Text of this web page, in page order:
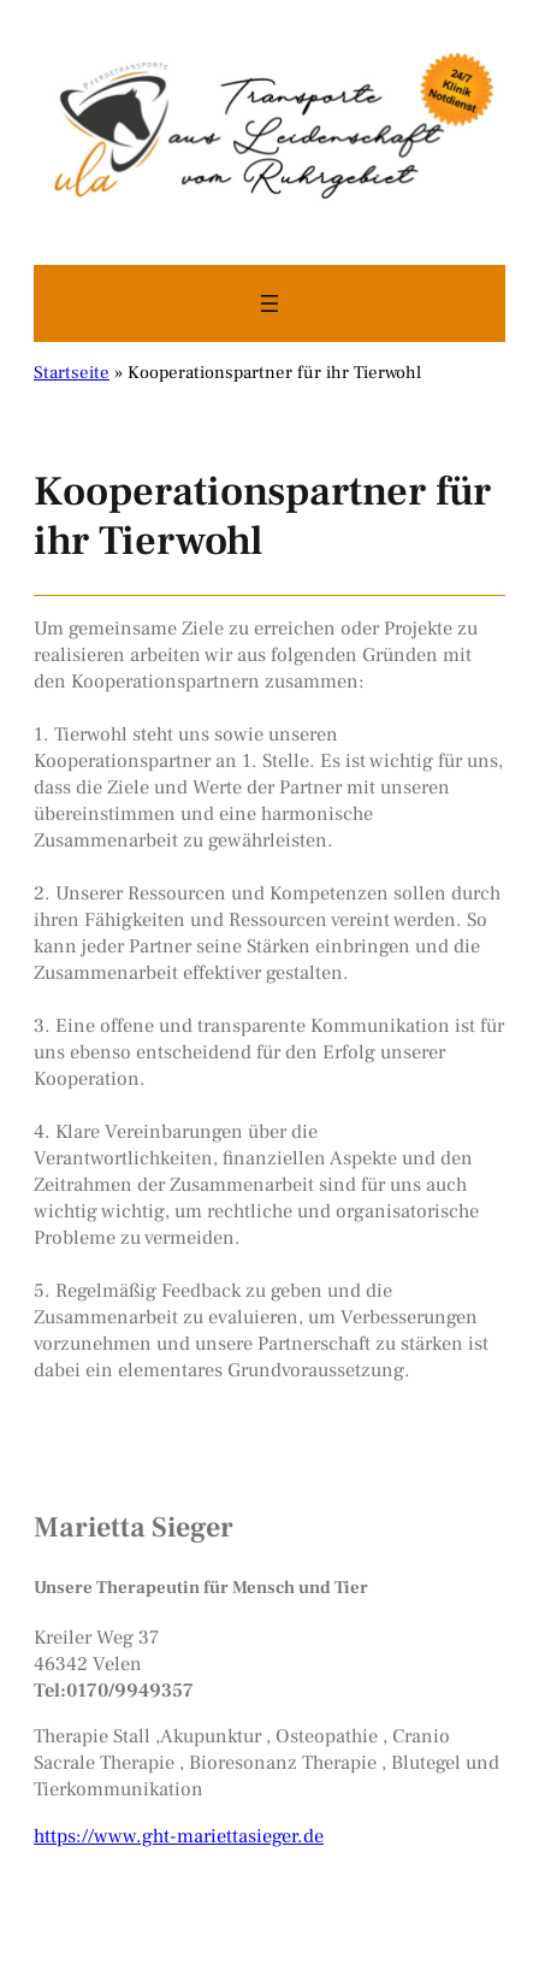
Startseite » Kooperationspartner für ihr Tierwohl
Kooperationspartner für
ihr Tierwohl
Um gemeinsame Ziele zu erreichen oder Projekte zu
realisieren arbeiten wir aus folgenden Gründen mit
den Kooperationspartnern zusammen:
1. Tierwohl steht uns sowie unseren
Kooperationspartner an 1. Stelle. Es ist wichtig für uns,
dass die Ziele und Werte der Partner mit unseren
übereinstimmen und eine harmonische
Zusammenarbeit zu gewährleisten.
2. Unserer Ressourcen und Kompetenzen sollen durch
ihren Fähigkeiten und Ressourcen vereint werden. So
kann jeder Partner seine Stärken einbringen und die
Zusammenarbeit effektiver gestalten.
3. Eine offene und transparente Kommunikation ist für
uns ebenso entscheidend für den Erfolg unserer
Kooperation.
4. Klare Vereinbarungen über die
Verantwortlichkeiten, finanziellen Aspekte und den
Zeitrahmen der Zusammenarbeit sind für uns auch
wichtig wichtig, um rechtliche und organisatorische
Probleme zu vermeiden.
5. Regelmäßig Feedback zu geben und die
Zusammenarbeit zu evaluieren, um Verbesserungen
vorzunehmen und unsere Partnerschaft zu stärken ist
dabei ein elementares Grundvoraussetzung.
Marietta Sieger
Unsere Therapeutin für Mensch und Tier
Kreiler Weg 37
46342 Velen
Tel:0170/9949357
Therapie Stall ,Akupunktur , Osteopathie , Cranio
Sacrale Therapie , Bioresonanz Therapie , Blutegel und
Tierkommunikation
https://www.ght-mariettasieger.de